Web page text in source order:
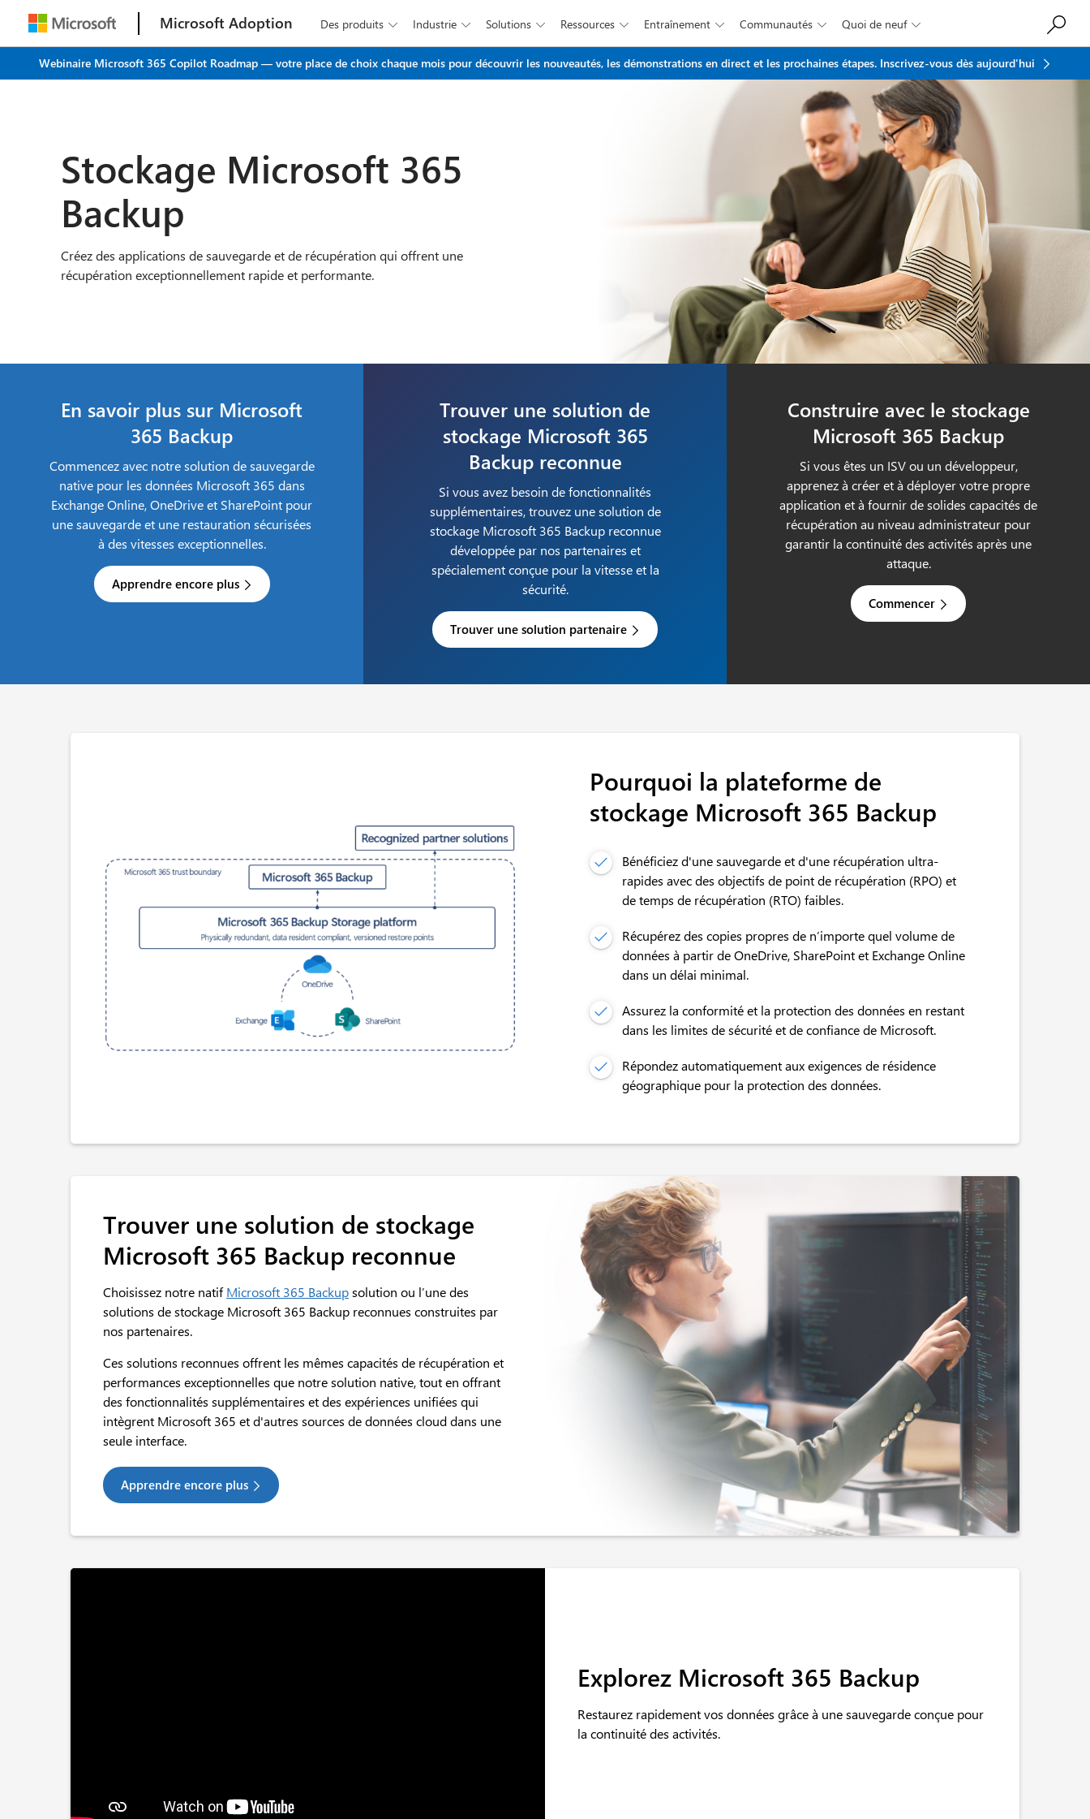
Microsoft Adoption Des produits  Industrie  Solutions  Ressources  Entraînement  Communautés  Quoi de neuf 
Webinaire Microsoft 365 Copilot Roadmap — votre place de choix chaque mois pour découvrir les nouveautés, les démonstrations en direct et les prochaines étapes. Inscrivez-vous dès aujourd'hui
Stockage Microsoft 365
Backup
Créez des applications de sauvegarde et de récupération qui offrent une
récupération exceptionnellement rapide et performante.
En savoir plus sur Microsoft
365 Backup
Commencez avec notre solution de sauvegarde
native pour les données Microsoft 365 dans
Exchange Online, OneDrive et SharePoint pour
une sauvegarde et une restauration sécurisées
à des vitesses exceptionnelles.
Apprendre encore plus
Trouver une solution de
stockage Microsoft 365
Backup reconnue
Si vous avez besoin de fonctionnalités
supplémentaires, trouvez une solution de
stockage Microsoft 365 Backup reconnue
développée par nos partenaires et
spécialement conçue pour la vitesse et la
sécurité.
Trouver une solution partenaire
Construire avec le stockage
Microsoft 365 Backup
Si vous êtes un ISV ou un développeur,
apprenez à créer et à déployer votre propre
application et à fournir de solides capacités de
récupération au niveau administrateur pour
garantir la continuité des activités après une
attaque.
Commencer
Pourquoi la plateforme de
stockage Microsoft 365 Backup
Bénéficiez d'une sauvegarde et d'une récupération ultra-
rapides avec des objectifs de point de récupération (RPO) et
de temps de récupération (RTO) faibles.
Récupérez des copies propres de n’importe quel volume de
données à partir de OneDrive, SharePoint et Exchange Online
dans un délai minimal.
Assurez la conformité et la protection des données en restant
dans les limites de sécurité et de confiance de Microsoft.
Répondez automatiquement aux exigences de résidence
géographique pour la protection des données.
Trouver une solution de stockage
Microsoft 365 Backup reconnue
Choisissez notre natifMicrosoft 365 Backupsolution ou l’une des
solutions de stockage Microsoft 365 Backup reconnues construites par
nos partenaires.
Ces solutions reconnues offrent les mêmes capacités de récupération et
performances exceptionnelles que notre solution native, tout en offrant
des fonctionnalités supplémentaires et des expériences unifiées qui
intègrent Microsoft 365 et d'autres sources de données cloud dans une
seule interface.
Apprendre encore plus
Explorez Microsoft 365 Backup
Restaurez rapidement vos données grâce à une sauvegarde conçue pour
la continuité des activités.